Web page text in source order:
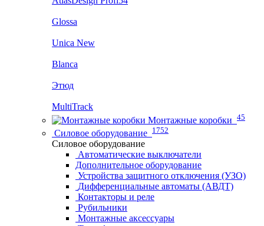
Glossa
Unica New
Blanca
Этюд
MultiTrack
Монтажные коробки 45
Силовое оборудование 1752
Силовое оборудование
Автоматические выключатели
Дополнительное оборудование
Устройства защитного отключения (УЗО)
Дифференциальные автоматы (АВДТ)
Контакторы и реле
Рубильники
Монтажные аксессуары